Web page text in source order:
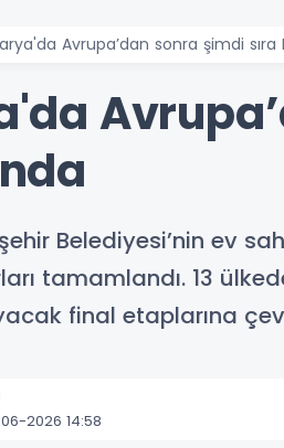
Avrupa’dan sonra şimdi sıra
Belediyesi’nin ev
tamamlandı. 13
final etaplarına
2026 14:58